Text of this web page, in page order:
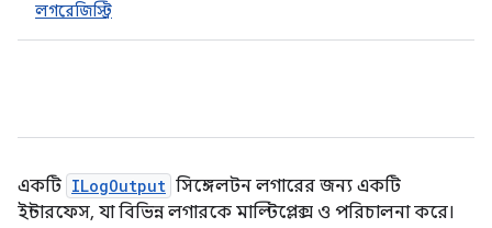
লগরেজিস্ট্রি
একটি ILogOutput সিঙ্গেলটন লগারের জন্য একটি
ইন্টারফেস, যা বিভিন্ন লগারকে মাল্টিপ্লেক্স ও পরিচালনা করে।